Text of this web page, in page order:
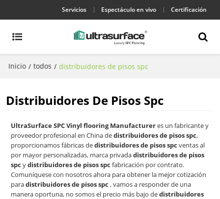
Servicios Espectáculo en vivo Certificación
Inicio / todos / distribuidores de pisos spc
Distribuidores De Pisos Spc
UltraSurface SPC Vinyl flooring Manufactureres un fabricante y
proveedor profesional en China dedistribuidores de pisos spc,
proporcionamos fábricas dedistribuidores de pisos spc ventas al
por mayor personalizadas, marca privadadistribuidores de pisos
spc ydistribuidores de pisos spc fabricación por contrato.
Comuníquese con nosotros ahora para obtener la mejor cotización
paradistribuidores de pisos spc , vamos a responder de una
manera oportuna, no somos el precio más bajo dedistribuidores